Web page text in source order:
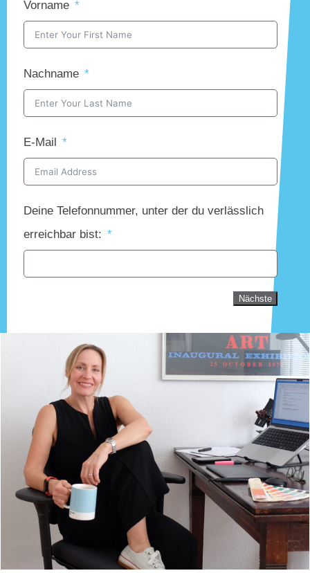
Vorname
Nachname
E-Mail
Deine Telefonnummer, unter der du verlässlich
erreichbar bist:
Nächste